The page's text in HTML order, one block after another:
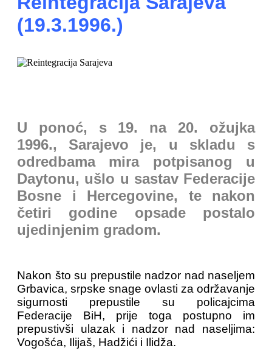
(19.3.1996.)
U ponoć, s 19. na 20. ožujka
1996., Sarajevo je, u skladu s
odredbama mira potpisanog u
Daytonu, ušlo u sastav Federacije
Bosne i Hercegovine, te nakon
četiri godine opsade postalo
ujedinjenim gradom.
Nakon što su prepustile nadzor nad naseljem
Grbavica, srpske snage ovlasti za održavanje
sigurnosti prepustile su policajcima
Federacije BiH, prije toga postupno im
prepustivši ulazak i nadzor nad naseljima:
Vogošća, Ilijaš, Hadžići i Ilidža.